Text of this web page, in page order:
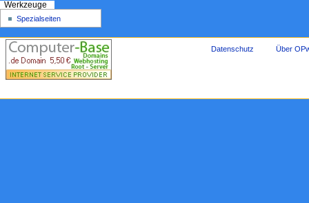
Werkzeuge
Spezialseiten
Datenschutz Über